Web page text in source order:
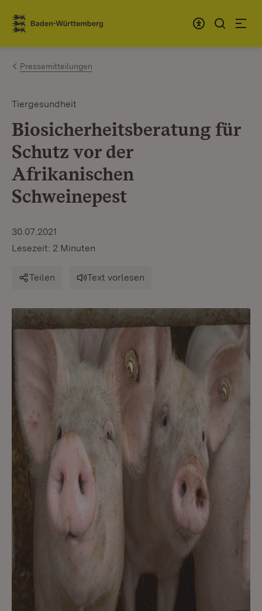
Zum Inhalt springen
Link zur Startseite
Pressemitteilungen
Tiergesundheit
Biosicherheitsberatung für
Schutz vor der
Afrikanischen
Schweinepest
30.07.2021
Lesezeit: 2 Minuten
Teilen Text vorlesen